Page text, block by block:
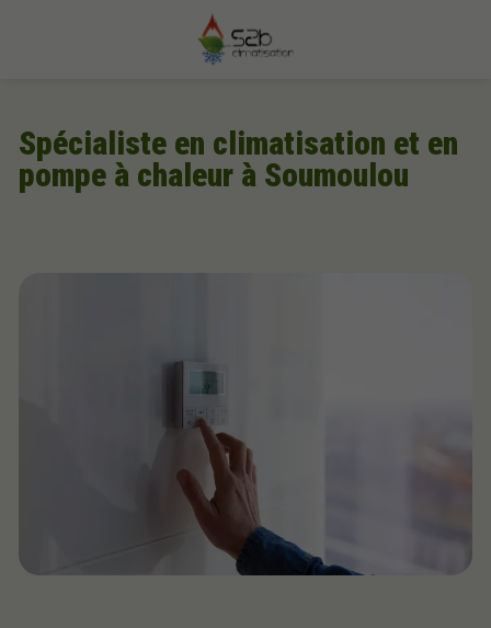
Spécialiste en climatisation et en
pompe à chaleur à Soumoulou